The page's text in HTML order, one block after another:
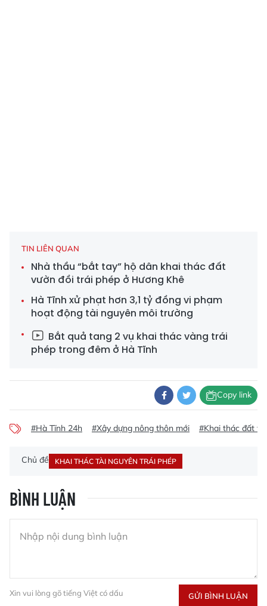
TIN LIÊN QUAN
Nhà thầu “bắt tay” hộ dân khai thác đất
vườn đồi trái phép ở Hương Khê
Hà Tĩnh xử phạt hơn 3,1 tỷ đồng vi phạm
hoạt động tài nguyên môi trường
Bắt quả tang 2 vụ khai thác vàng trái
phép trong đêm ở Hà Tĩnh
Copy link
#Hà Tĩnh 24h #Xây dựng nông thôn mới #Khai thác đất
Chủ đề KHAI THÁC TÀI NGUYÊN TRÁI PHÉP
BÌNH LUẬN
Xin vui lòng gõ tiếng Việt có dấu GỬI BÌNH LUẬN